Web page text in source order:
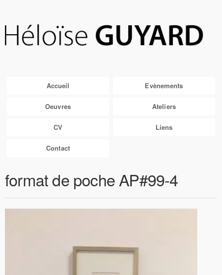
Accueil Evènements
Oeuvres Ateliers
CV Liens
Contact
format de poche AP#99-4